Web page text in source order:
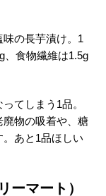
の長芋漬け。1
、食物繊維は1.5g
てしまう1品。
物の吸着や、糖
あと1品ほしい
ーマート）